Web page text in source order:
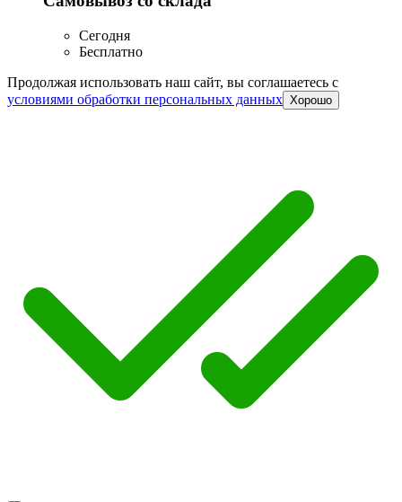
Сегодня
Бесплатно
Продолжая использовать наш сайт, вы соглашаетесь c
условиями обработки персональных данных Хорошо